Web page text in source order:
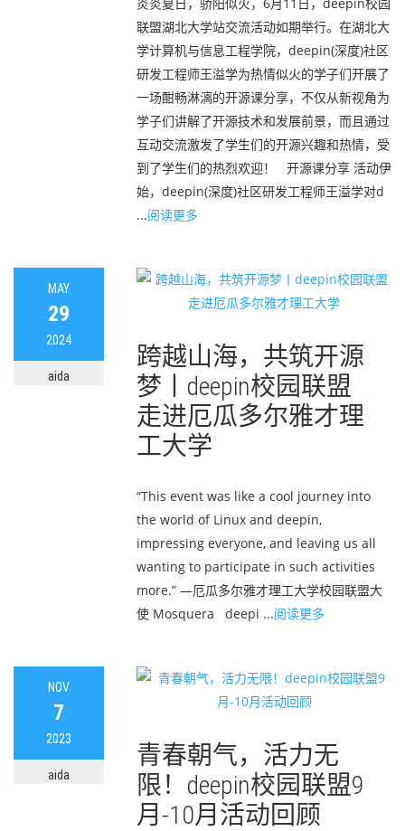
联盟湖北大学站交流活动如期举行。在湖北大
学计算机与信息工程学院，deepin(深度)社区
研发工程师王溢学为热情似火的学子们开展了
一场酣畅淋漓的开源课分享，不仅从新视角为
学子们讲解了开源技术和发展前景，而且通过
互动交流激发了学生们的开源兴趣和热情，受
到了学生们的热烈欢迎！ 开源课分享 活动伊
始，deepin(深度)社区研发工程师王溢学对d
...阅读更多
MAY
29
2024
aida
跨越山海，共筑开源
梦丨deepin校园联盟
走进厄瓜多尔雅才理
工大学
“This event was like a cool journey into
the world of Linux and deepin,
impressing everyone, and leaving us all
wanting to participate in such activities
more.” —厄瓜多尔雅才理工大学校园联盟大
使 Mosquera deepi ...阅读更多
NOV
7
2023
aida
青春朝气，活力无
限！deepin校园联盟9
月-10月活动回顾